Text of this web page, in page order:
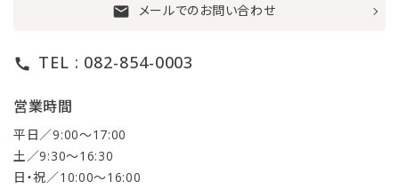
mail メールでのお問い合わせ
call TEL : 082-854-0003
営業時間
平日／9:00〜17:00
土／9:30〜16:30
日・祝／10:00〜16:00